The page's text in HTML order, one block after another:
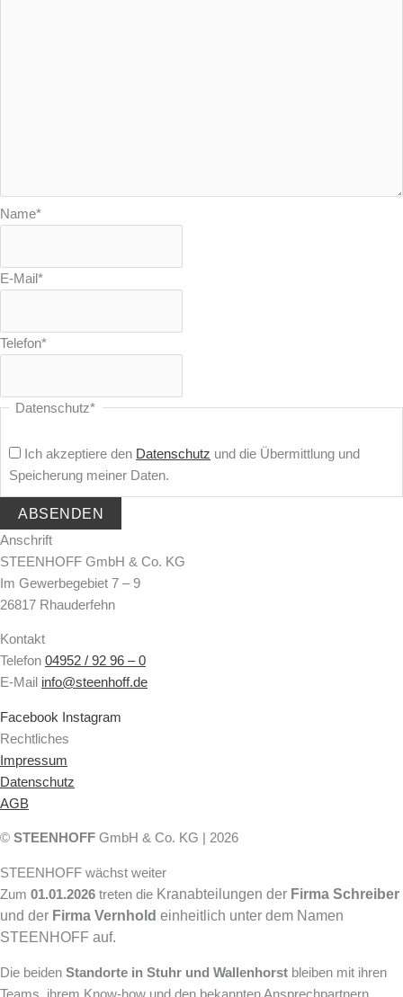
Name*
E-Mail*
Telefon*
Datenschutz*
Ich akzeptiere den Datenschutz und die Übermittlung und
Speicherung meiner Daten.
Anschrift
STEENHOFF GmbH & Co. KG
Im Gewerbegebiet 7 – 9
26817 Rhauderfehn
Kontakt
Telefon 04952 / 92 96 – 0
E-Mail info@steenhoff.de
Facebook
Instagram
Rechtliches
Impressum
Datenschutz
AGB
© STEENHOFF GmbH & Co. KG | 2026
STEENHOFF wächst weiter
Zum 01.01.2026 treten die Kranabteilungen der Firma Schreiber
und der Firma Vernhold einheitlich unter dem Namen
STEENHOFF auf.
Die beiden Standorte in Stuhr und Wallenhorst bleiben mit ihren
Teams, ihrem Know-how und den bekannten Ansprechpartnern